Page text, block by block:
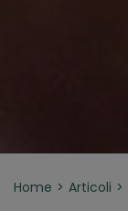
Home Articoli